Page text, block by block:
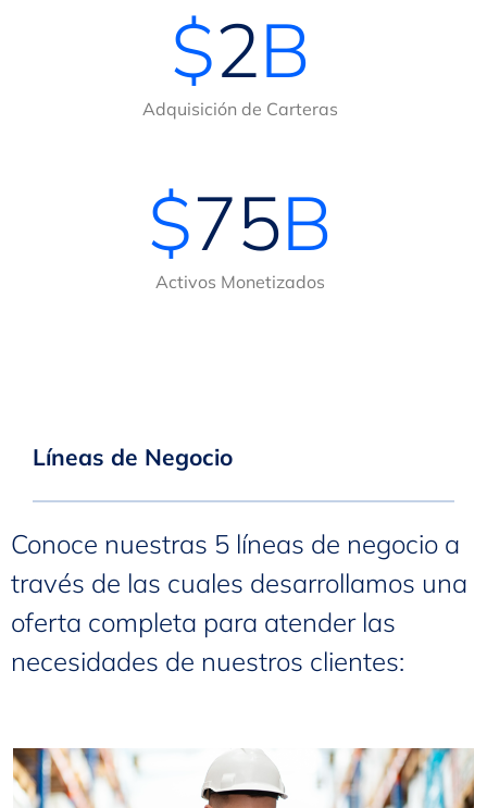
Adquisición de Carteras
$2B
Activos Monetizados
$75B
Líneas de Negocio
Conoce nuestras 5 líneas de negocio a
través de las cuales desarrollamos una
oferta completa para atender las
necesidades de nuestros clientes: